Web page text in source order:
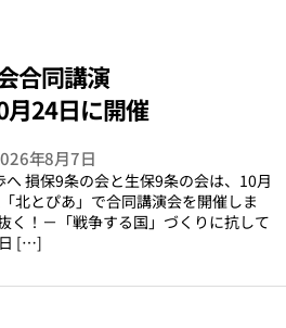
合同講演
に開催
年8月7日
損保9条の会と生保9条の会は、10月
北とぴあ」で合同講演会を開催しま
く！－「戦争する国」づくりに抗して
[…]